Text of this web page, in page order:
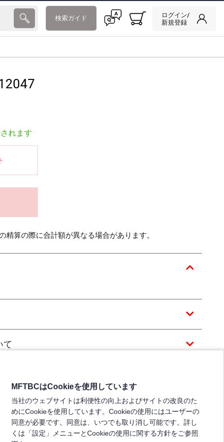
検索ガイド
ログイン/
新規登録
れます
精算の際に合計額が異なる場合があります。
て
MFTBCはCookieを使用しています
当社のウェブサイトは利便性の向上およびサイトの改良のた
めにCookieを使用しています。Cookieの使用にはユーザーの
同意が必要です。同意は、いつでも取り消し可能です。詳し
くは「設定」メニューとCookieの使用に関する方針をご参照